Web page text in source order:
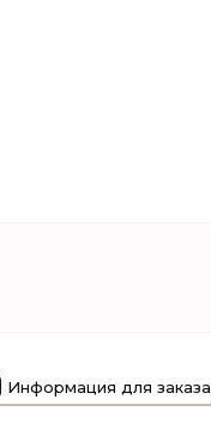
Информация для заказа